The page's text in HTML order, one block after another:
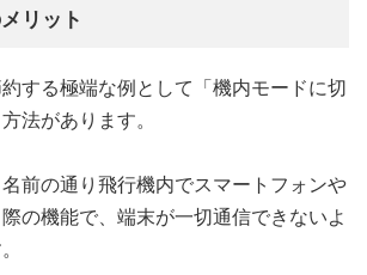
リット
する極端な例として「機内モードに切
法があります。
前の通り飛行機内でスマートフォンや
の機能で、端末が一切通信できないよ